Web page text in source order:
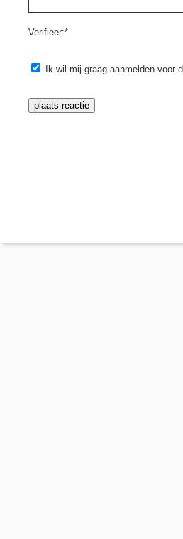
Verifieer:*
Ik wil mij graag aanmelden voor